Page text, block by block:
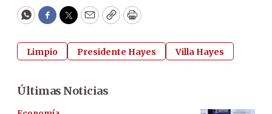
WhatsApp
Facebook
Twitter
EmailCopyPrint
Limpio Presidente Hayes Villa Hayes
Últimas Noticias